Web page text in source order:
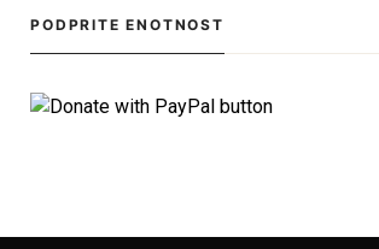
navijače, […]
PODPRITE ENOTNOST